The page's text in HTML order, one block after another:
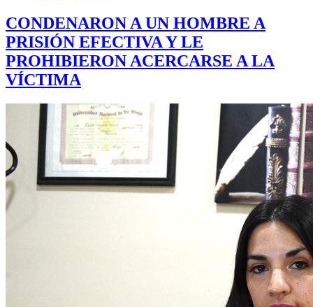
CONDENARON A UN HOMBRE A
PRISIÓN EFECTIVA Y LE
PROHIBIERON ACERCARSE A LA
VÍCTIMA